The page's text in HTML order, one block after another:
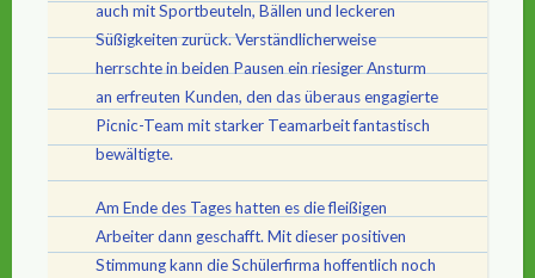
auch mit Sportbeuteln, Bällen und leckeren
Süßigkeiten zurück. Verständlicherweise
herrschte in beiden Pausen ein riesiger Ansturm
an erfreuten Kunden, den das überaus engagierte
Picnic-Team mit starker Teamarbeit fantastisch
bewältigte.
Am Ende des Tages hatten es die fleißigen
Arbeiter dann geschafft. Mit dieser positiven
Stimmung kann die Schülerfirma hoffentlich noch